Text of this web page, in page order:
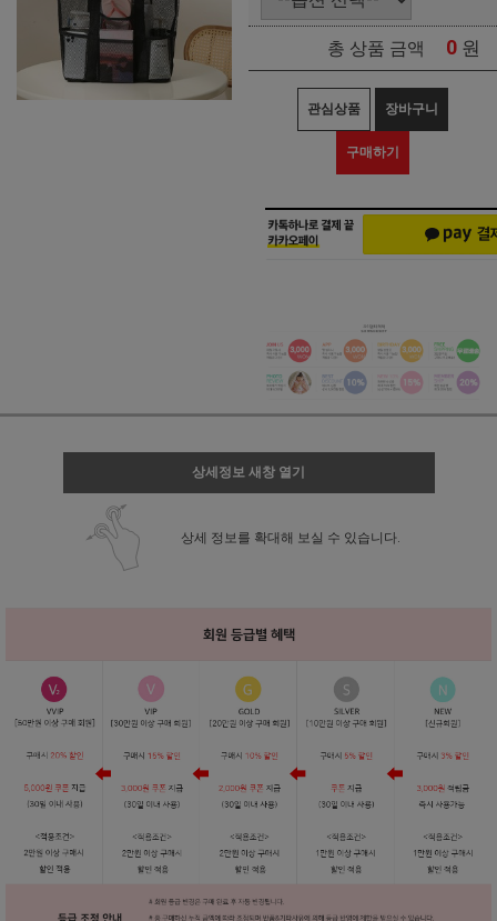
총 상품 금액 0 원
관심상품 장바구니
구매하기
상세정보 새창 열기
상세 정보를 확대해 보실 수 있습니다.